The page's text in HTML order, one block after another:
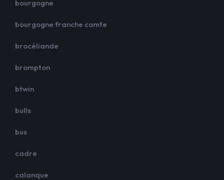
bourgogne
bourgogne franche comte
brocéliande
brompton
btwin
bulls
bus
cadre
calanque